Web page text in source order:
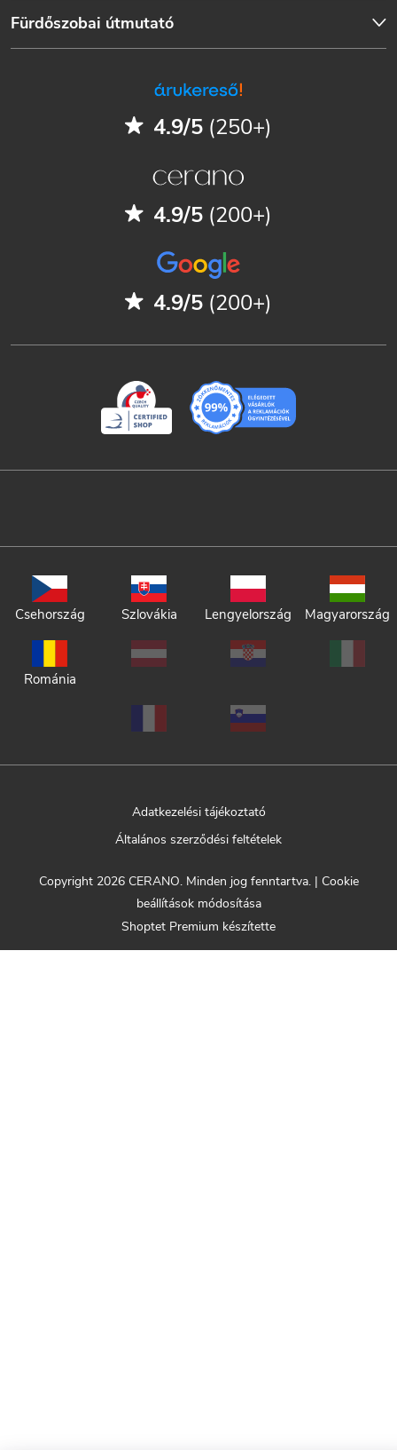
Fürdőszobai útmutató
4.9/5 (250+)
4.9/5 (200+)
4.9/5 (200+)
Csehország Szlovákia Lengyelország Magyarország
Románia
Adatkezelési tájékoztató
Általános szerződési feltételek
Shoptet Premium készítette
Copyright 2026 CERANO. Minden jog fenntartva. | Cookie
beállítások módosítása